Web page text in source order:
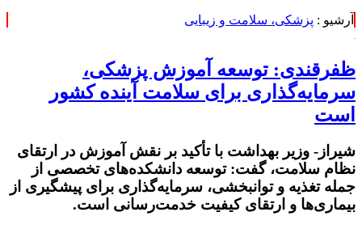
آرشیو : پزشکی، سلامت و زیبایی
ظفرقندی: توسعه آموزش پزشکی،
سرمایه‌گذاری برای سلامت آینده کشور
است
شیراز- وزیر بهداشت با تأکید بر نقش آموزش در ارتقای
نظام سلامت، گفت: توسعه دانشکده‌های تخصصی از
جمله تغذیه و توانبخشی، سرمایه‌گذاری برای پیشگیری از
بیماری‌ها و ارتقای کیفیت خدمت‌رسانی است.